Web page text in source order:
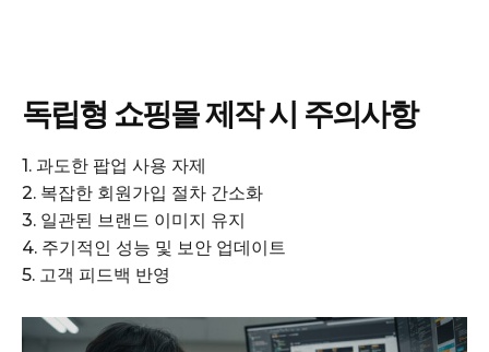
독립형 쇼핑몰 제작 시 주의사항
1. 과도한 팝업 사용 자제
2. 복잡한 회원가입 절차 간소화
3. 일관된 브랜드 이미지 유지
4. 주기적인 성능 및 보안 업데이트
5. 고객 피드백 반영